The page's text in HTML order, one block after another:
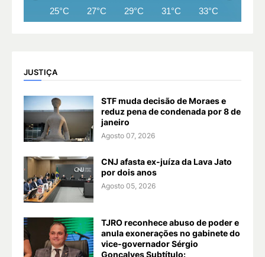
25°C 27°C 29°C 31°C 33°C
JUSTIÇA
STF muda decisão de Moraes e
reduz pena de condenada por 8 de
janeiro
Agosto 07, 2026
CNJ afasta ex-juíza da Lava Jato
por dois anos
Agosto 05, 2026
TJRO reconhece abuso de poder e
anula exonerações no gabinete do
vice-governador Sérgio
Gonçalves Subtítulo: